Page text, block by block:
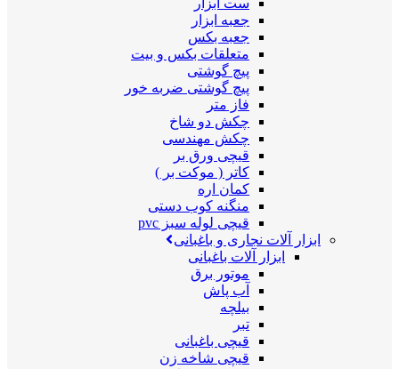
ست ابزار
جعبه ابزار
جعبه بکس
متعلقات بکس و بیت
پیچ گوشتی
پیچ گوشتی ضربه خور
فاز متر
چکش دو شاخ
چکش مهندسی
قیچی ورق بر
کاتر ( موکت بر )
کمان اره
منگنه کوب دستی
قیچی لوله سبز pvc
ابزار آلات نجاری و باغبانی
ابزار آلات باغبانی
موتور برق
آب پاش
بیلچه
تبر
قیچی باغبانی
قیچی شاخه زن